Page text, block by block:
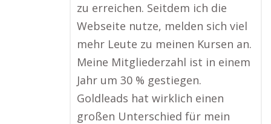
zu erreichen. Seitdem ich die
Webseite nutze, melden sich viel
mehr Leute zu meinen Kursen an.
Meine Mitgliederzahl ist in einem
Jahr um 30 % gestiegen.
Goldleads hat wirklich einen
großen Unterschied für mein